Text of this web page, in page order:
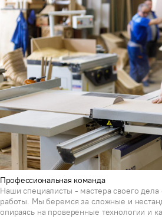
Профессиональная команда
Наши специалисты - мастера своего
работы. Мы беремся за сложные и
опираясь на проверенные технологии и